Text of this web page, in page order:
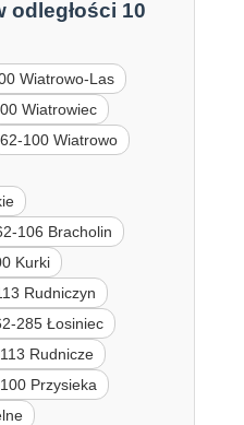
odległości 10
Wiatrowo-Las
Wiatrowiec
62-100 Wiatrowo
106 Bracholin
Kurki
Rudniczyn
285 Łosiniec
Rudnicze
Przysieka